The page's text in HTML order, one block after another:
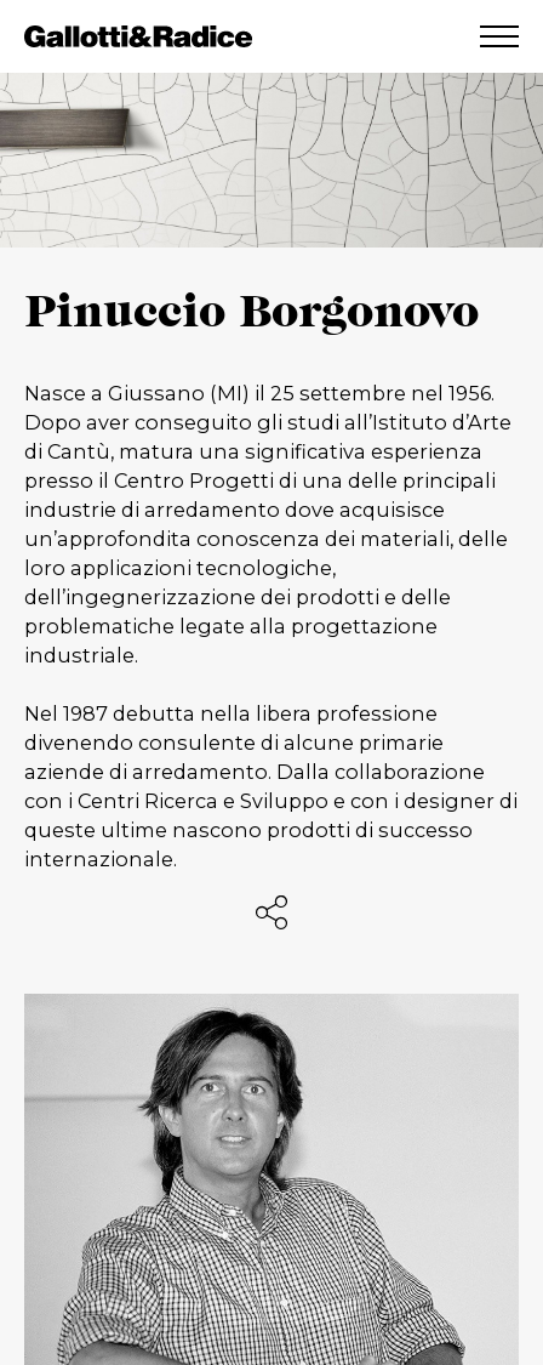
AGGIUNTO ALLA WISHLIST
VEDI LA TUA WISHLIST
Pinuccio Borgonovo
Nasce a Giussano (MI) il 25 settembre nel 1956.
Dopo aver conseguito gli studi all’Istituto d’Arte
di Cantù, matura una significativa esperienza
presso il Centro Progetti di una delle principali
industrie di arredamento dove acquisisce
un’approfondita conoscenza dei materiali, delle
loro applicazioni tecnologiche,
dell’ingegnerizzazione dei prodotti e delle
problematiche legate alla progettazione
industriale.
Nel 1987 debutta nella libera professione
divenendo consulente di alcune primarie
aziende di arredamento. Dalla collaborazione
con i Centri Ricerca e Sviluppo e con i designer di
queste ultime nascono prodotti di successo
internazionale.